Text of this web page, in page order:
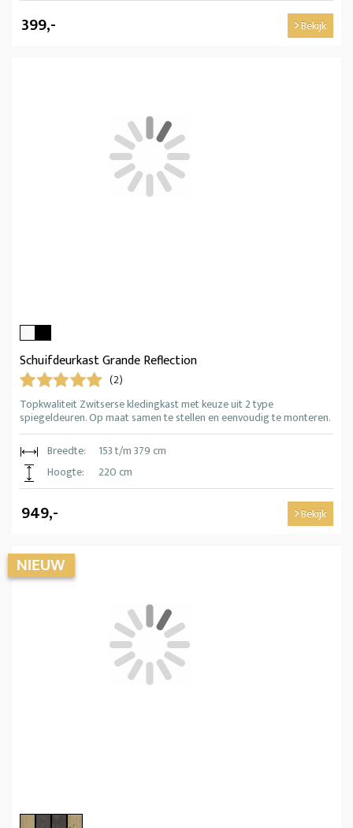
399,- Bekijk
Schuifdeurkast Grande Reflection
(2)
Topkwaliteit Zwitserse kledingkast met keuze uit 2 type
spiegeldeuren. Op maat samen te stellen en eenvoudig te monteren.
Breedte:
153 t/m 379 cm
Hoogte:
220 cm
949,- Bekijk